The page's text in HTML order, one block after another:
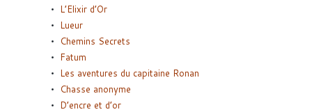
L’Elixir d’Or
Lueur
Chemins Secrets
Fatum
Les aventures du capitaine Ronan
Chasse anonyme
D’encre et d’or